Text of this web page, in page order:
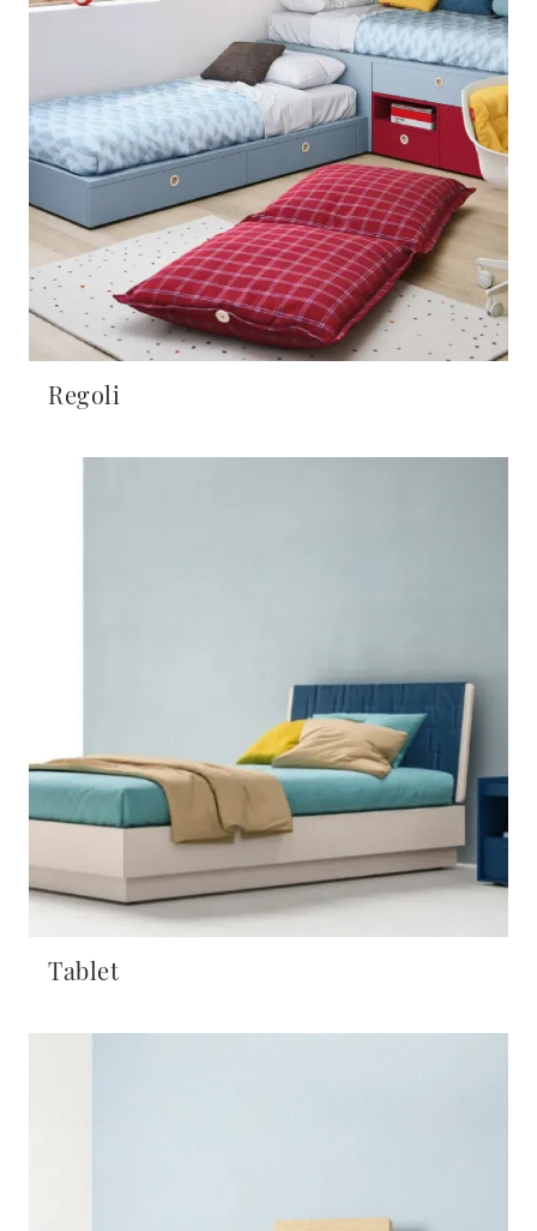
Regoli
Tablet